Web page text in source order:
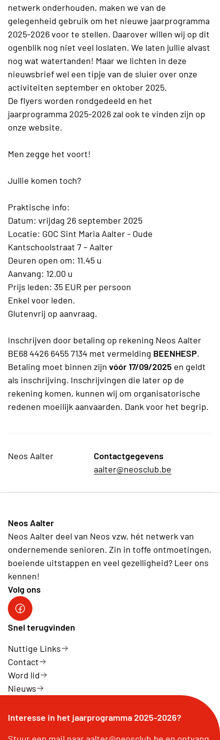
netwerk onderhouden, maken we van de
gelegenheid gebruik om het nieuwe jaarprogramma
2025-2026 voor te stellen. Daarover willen wij op dit
ogenblik nog niet veel loslaten. We laten jullie alvast
nog wat watertanden! Maar we lichten in deze
nieuwsbrief wel een tipje van de sluier over onze
activiteiten september en oktober 2025.
De flyers worden rondgedeeld en het
jaarprogramma 2025-2026 zal ook te vinden zijn op
onze website.
Men zegge het voort!
Jullie komen toch?
Praktische info:
Datum: vrijdag 26 september 2025
Locatie: GOC Sint Maria Aalter - Oude
Kantschoolstraat 7 – Aalter
Deuren open om: 11.45 u
Aanvang: 12.00 u
Prijs leden: 35 EUR per persoon
Enkel voor leden.
Glutenvrij op aanvraag.
Inschrijven door betaling op rekening Neos Aalter
BE68 4426 6455 7134 met vermelding BEENHESP.
Betaling moet binnen zijn vóór 17/09/2025 en geldt
als inschrijving. Inschrijvingen die later op de
rekening komen, kunnen wij om organisatorische
redenen moeilijk aanvaarden. Dank voor het begrip.
Neos Aalter
Contactgegevens
aalter@neosclub.be
Neos Aalter
Neos Aalter deel van Neos vzw, hét netwerk van
ondernemende senioren. Zin in toffe ontmoetingen,
boeiende uitstappen en veel gezelligheid? Leer ons
kennen!
Volg ons
Link naar Neos Aalter Facebook
Snel terugvinden
Nuttige Links
Contact
Word lid
Nieuws
Interesse in het jaarprogramma 2025-2026?